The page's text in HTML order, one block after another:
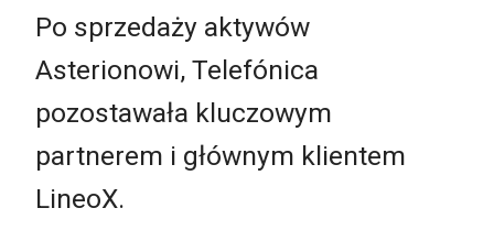
Po sprzedaży aktywów
Asterionowi, Telefónica
pozostawała kluczowym
partnerem i głównym klientem
LineoX.